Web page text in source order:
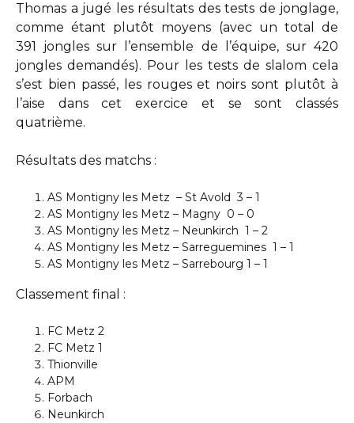
Thomas a jugé les résultats des tests de jonglage,
comme étant plutôt moyens (avec un total de
391 jongles sur l’ensemble de l’équipe, sur 420
jongles demandés). Pour les tests de slalom cela
s’est bien passé, les rouges et noirs sont plutôt à
l’aise dans cet exercice et se sont classés
quatrième.
Résultats des matchs :
AS Montigny les Metz – St Avold 3 – 1
AS Montigny les Metz – Magny 0 – 0
AS Montigny les Metz – Neunkirch 1 – 2
AS Montigny les Metz – Sarreguemines 1 – 1
AS Montigny les Metz – Sarrebourg 1 – 1
Classement final :
FC Metz 2
FC Metz 1
Thionville
APM
Forbach
Neunkirch